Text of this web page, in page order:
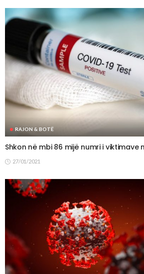
RAJON & BOTË
Shkon në mbi 86 mijë numri i viktimave
27/01/2021